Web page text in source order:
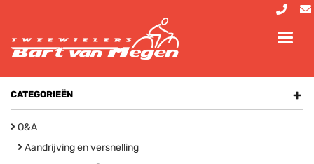
CATEGORIEËN +
O&A
Aandrijving en versnelling